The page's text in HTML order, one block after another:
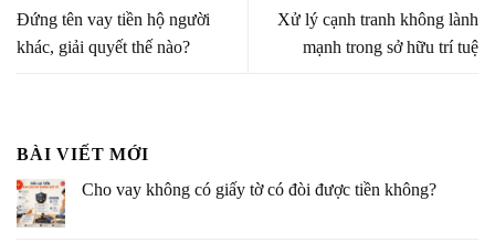
Đứng tên vay tiền hộ người
khác, giải quyết thế nào?
Xử lý cạnh tranh không lành
mạnh trong sở hữu trí tuệ
BÀI VIẾT MỚI
Cho vay không có giấy tờ có đòi được tiền không?